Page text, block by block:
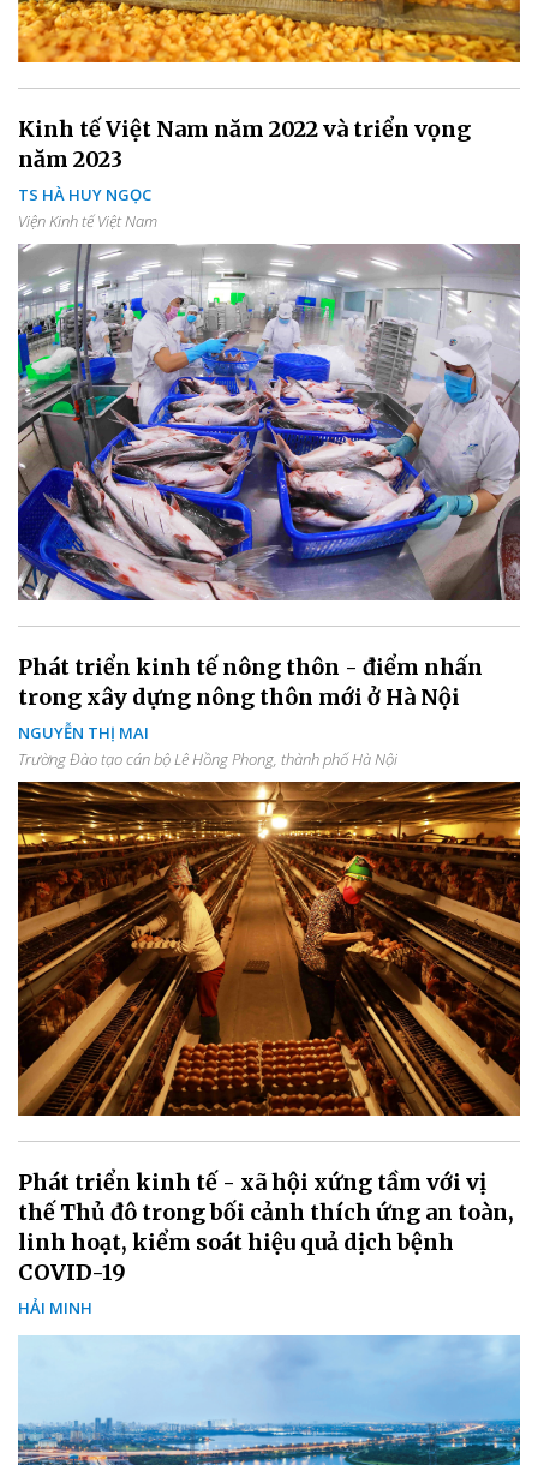
Kinh tế Việt Nam năm 2022 và triển vọng
năm 2023
TS HÀ HUY NGỌC
Viện Kinh tế Việt Nam
Phát triển kinh tế nông thôn - điểm nhấn
trong xây dựng nông thôn mới ở Hà Nội
NGUYỄN THỊ MAI
Trường Đào tạo cán bộ Lê Hồng Phong, thành phố Hà Nội
Phát triển kinh tế - xã hội xứng tầm với vị
thế Thủ đô trong bối cảnh thích ứng an toàn,
linh hoạt, kiểm soát hiệu quả dịch bệnh
COVID-19
HẢI MINH